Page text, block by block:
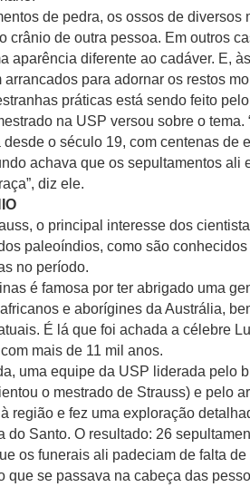
de pedra, os ossos de diversos
crânio de outra pessoa. Em outros
aparência diferente ao cadáver. E,
para adornar os restos
práticas está sendo feito
na USP versou sobre o tema.
o século 19, com centenas de
achava que os sepultamentos ali
diz ele.
o principal interesse dos
paleoíndios, como são
no período.
é famosa por ter abrigado uma
e aborígines da Austrália,
É lá que foi achada a célebre
mais de 11 mil anos.
uma equipe da USP liderada pelo
o mestrado de Strauss) e pelo
região e fez uma exploração
do Santo. O resultado: 26
os funerais ali padeciam de falta
que se passava na cabeça das